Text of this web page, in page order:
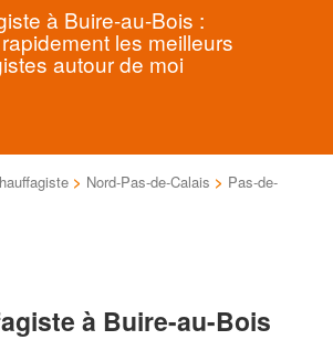
à Buire-au-Bois :
les meilleurs
autour de moi
> Nord-Pas-de-Calais > Pas-de-
à Buire-au-Bois